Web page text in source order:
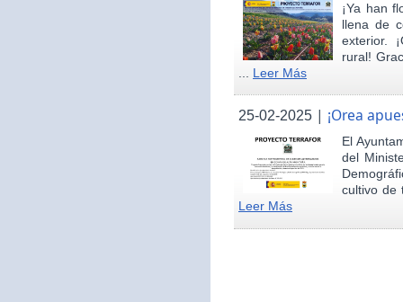
¡Ya han
llena de
exterior.
rural!
... Leer Más
25-02-2025 | ¡Orea
El
del
cultivo de
Leer Más